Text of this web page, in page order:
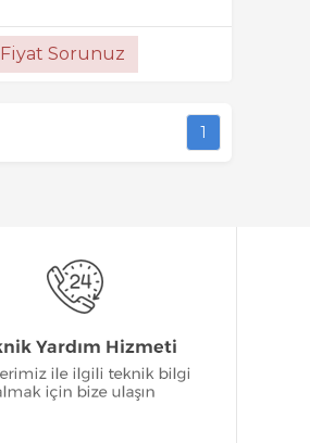
Fiyat Sorunuz
1